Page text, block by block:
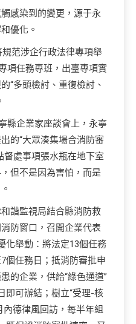
感染到的變更，源于永
優化。
范涉企行政法律專項舉
項任務專班，出臺專項實
“多頭檢討、重復檢討、
縣企業家座談會上，永寧
的“大眾湊集場合消防審
督處事項張水瓶在地下室
但不是因為害怕，而是
諧監視局結合縣消防救
防窗口，召開企業代表
化舉動：將法定13個任務
個任務日；抵消防審批申
的企業，供給“綠色通道”
即可辦結；樹立“受理-核
德律風回訪，每半年組